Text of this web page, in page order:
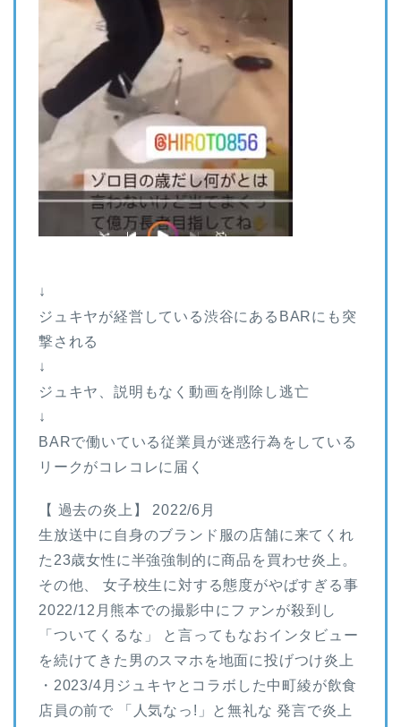
↓
ジュキヤが経営している渋谷にあるBARにも突
撃される
↓
ジュキヤ、説明もなく動画を削除し逃亡
↓
BARで働いている従業員が迷惑行為をしている
リークがコレコレに届く
【 過去の炎上】 2022/6月
生放送中に自身のブランド服の店舗に来てくれ
た23歳女性に半強強制的に商品を買わせ炎上。
その他、 女子校生に対する態度がやばすぎる事
2022/12月熊本での撮影中にファンが殺到し
「ついてくるな」 と言ってもなおインタビュー
を続けてきた男のスマホを地面に投げつけ炎上
・2023/4月ジュキヤとコラボした中町綾が飲食
店員の前で 「人気なっ!」と無礼な 発言で炎上